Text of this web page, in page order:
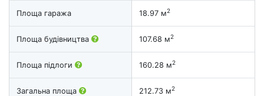
Площа гаража 18.97 м2
Площа будівництва 107.68 м2
Площа підлоги 160.28 м2
Загальна площа 212.73 м2